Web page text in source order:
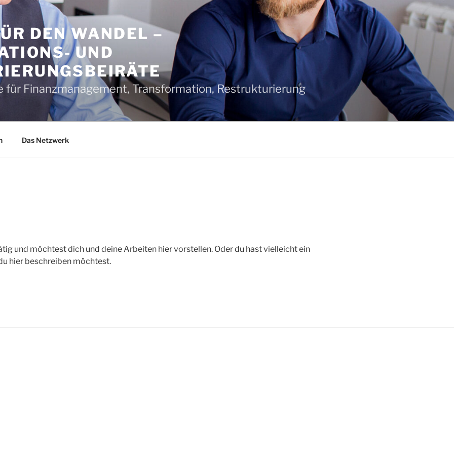
DEN WANDEL –
UND
Finanzmanagement, Transformation, Restrukturierung
Das Netzwerk
und möchtest dich und deine Arbeiten hier vorstellen. Oder du hast vielleicht ein
hier beschreiben möchtest.